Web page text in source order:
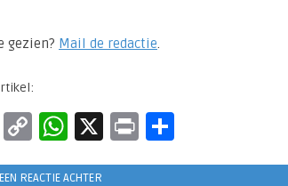
gezien? Mail de redactie
Facebook
CopyWhatsApp
X Print
REACTIE ACHTER